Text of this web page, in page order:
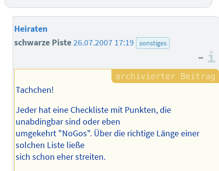
Heiraten
schwarze Piste26.07.2007 17:19 sonstiges
–
Tachchen!
Jeder hat eine Checkliste mit Punkten, die
unabdingbar sind oder eben
umgekehrt "NoGos". Über die richtige Länge einer
solchen Liste ließe
sich schon eher streiten.